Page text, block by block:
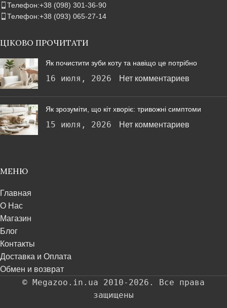
Телефон:+38 (098) 301-36-90
Телефон:+38 (093) 065-27-14
ЦІКОВО ПРОЧИТАТИ
Як почистити зуби коту та навіщо це потрібно
16 июля, 2026 Нет комментариев
Як зрозуміти, що кіт хворіє: тривожні симптоми
15 июля, 2026 Нет комментариев
МЕНЮ
Главная
О Нас
Магазин
Блог
Контакты
Доставка и Оплата
Обмен и возврат
© Megazoo.in.ua 2010-2026. Все права
защищены